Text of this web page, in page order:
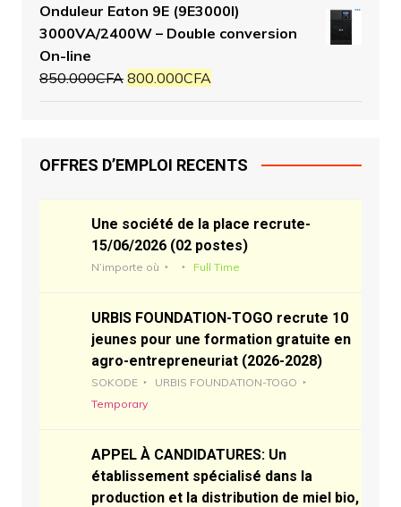
Onduleur Eaton 9E (9E3000I)
3000VA/2400W – Double conversion
On-line
850.000CFA 800.000CFA
OFFRES D’EMPLOI RECENTS
Une société de la place recrute-
15/06/2026 (02 postes)
N’importe où Full Time
URBIS FOUNDATION-TOGO recrute 10
jeunes pour une formation gratuite en
agro-entrepreneuriat (2026-2028)
SOKODE
URBIS FOUNDATION-TOGO
Temporary
APPEL À CANDIDATURES: Un
établissement spécialisé dans la
production et la distribution de miel bio,